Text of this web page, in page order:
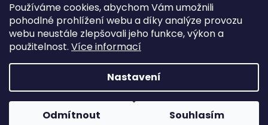
Používáme cookies, abychom Vám umožnili
pohodlné prohlížení webu a díky analýze provozu
webu neustále zlepšovali jeho funkce, výkon a
použitelnost. Více informací
Nastavení
Odmítnout Souhlasím
Copyright 2026Rainbowplanet.cz. Všechna práva
vyhrazena.
Vytvořilo Studio Avocado